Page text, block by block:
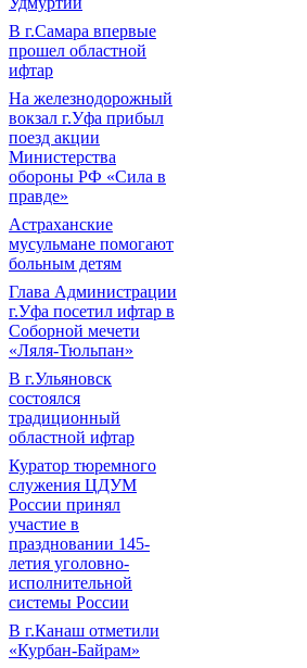
В г.Самара впервые
прошел областной
ифтар
На железнодорожный
вокзал г.Уфа прибыл
поезд акции
Министерства
обороны РФ «Сила в
правде»
Астраханские
мусульмане помогают
больным детям
Глава Администрации
г.Уфа посетил ифтар в
Соборной мечети
«Ляля-Тюльпан»
В г.Ульяновск
состоялся
традиционный
областной ифтар
Куратор тюремного
служения ЦДУМ
России принял
участие в
праздновании 145-
летия уголовно-
исполнительной
системы России
В г.Канаш отметили
«Курбан-Байрам»